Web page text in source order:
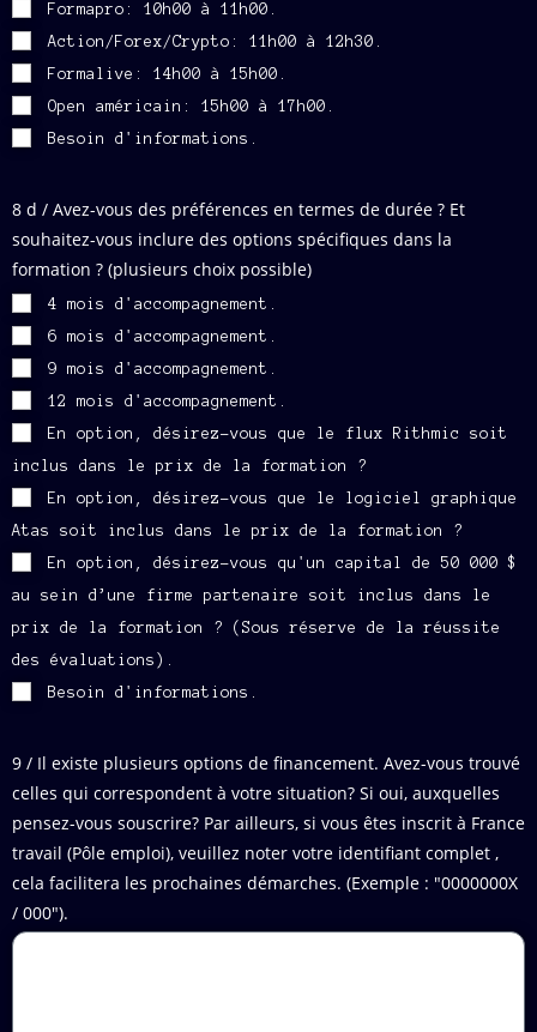
Formapro: 10h00 à 11h00.
Action/Forex/Crypto: 11h00 à 12h30.
Formalive: 14h00 à 15h00.
Open américain: 15h00 à 17h00.
Besoin d'informations.
8 d / Avez-vous des préférences en termes de durée ? Et
souhaitez-vous inclure des options spécifiques dans la
formation ? (plusieurs choix possible)
4 mois d'accompagnement.
6 mois d'accompagnement.
9 mois d'accompagnement.
12 mois d'accompagnement.
En option, désirez-vous que le flux Rithmic soit
inclus dans le prix de la formation ?
En option, désirez-vous que le logiciel graphique
Atas soit inclus dans le prix de la formation ?
En option, désirez-vous qu'un capital de 50 000 $
au sein d’une firme partenaire soit inclus dans le
prix de la formation ? (Sous réserve de la réussite
des évaluations).
Besoin d'informations.
9 / Il existe plusieurs options de financement. Avez-vous trouvé
celles qui correspondent à votre situation? Si oui, auxquelles
pensez-vous souscrire? Par ailleurs, si vous êtes inscrit à France
travail (Pôle emploi), veuillez noter votre identifiant complet ,
cela facilitera les prochaines démarches. (Exemple : "0000000X
/ 000").